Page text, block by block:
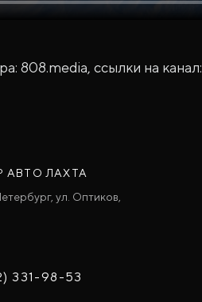
808.media, ссылки на канал:
АВТО ЛАХТА
ул. Оптиков,
331-98-53